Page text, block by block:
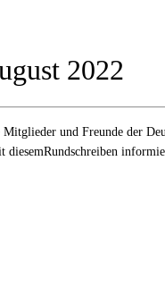
2022
und Freunde der
diesemRundschreiben